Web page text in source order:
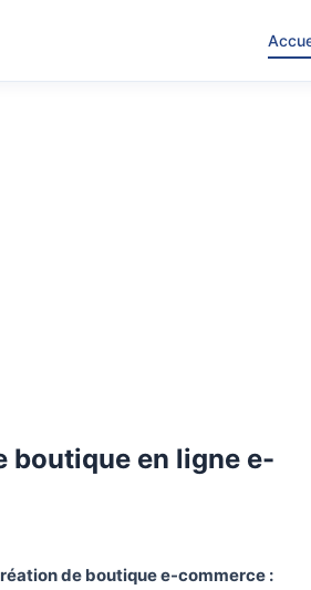
boutique en ligne e-
de boutique e-commerce :